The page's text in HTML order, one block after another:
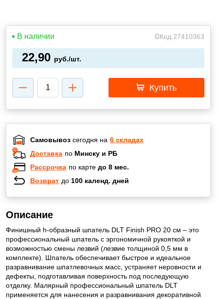
В наличии Код:27410363
22,90 руб./шт.
Купить
Самовывоз сегодня на 6 складах
Доставка по Минску и РБ
Рассрочка по карте до 8 мес.
Возврат до 100 календ. дней
Описание
Финишный h-образный шпатель DLT Finish PRO 20 см – это
профессиональный шпатель с эргономичной рукояткой и
возможностью смены лезвий (лезвие толщиной 0,5 мм в
комплекте). Шпатель обеспечивает быстрое и идеальное
разравнивание шпатлевочных масс, устраняет неровности и
дефекты, подготавливая поверхность под последующую
отделку. Малярный профессиональный шпатель DLT
применяется для нанесения и разравнивания декоративной